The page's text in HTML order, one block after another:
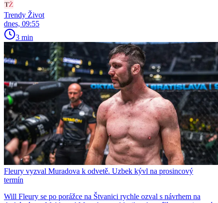
Trendy Život
dnes, 09:55
3 min
Fleury vyzval Muradova k odvetě. Uzbek kývl na prosincový
termín
Will Fleury se po porážce na Štvanici rychle ozval s návrhem na